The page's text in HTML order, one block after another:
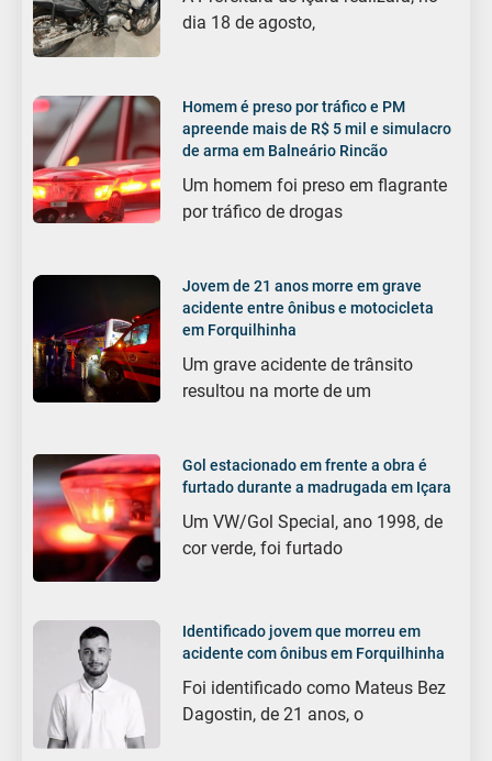
dia 18 de agosto,
Homem é preso por tráfico e PM
apreende mais de R$ 5 mil e simulacro
de arma em Balneário Rincão
Um homem foi preso em flagrante
por tráfico de drogas
Jovem de 21 anos morre em grave
acidente entre ônibus e motocicleta
em Forquilhinha
Um grave acidente de trânsito
resultou na morte de um
Gol estacionado em frente a obra é
furtado durante a madrugada em Içara
Um VW/Gol Special, ano 1998, de
cor verde, foi furtado
Identificado jovem que morreu em
acidente com ônibus em Forquilhinha
Foi identificado como Mateus Bez
Dagostin, de 21 anos, o